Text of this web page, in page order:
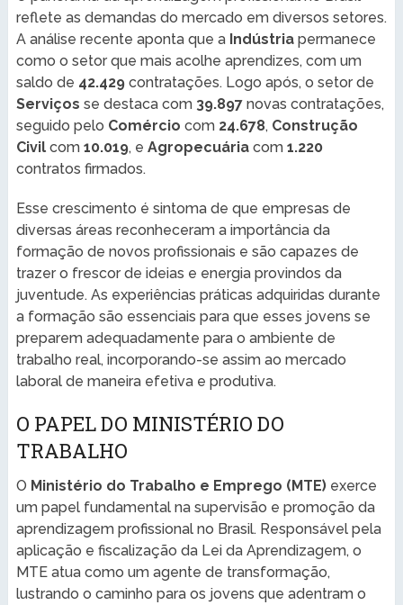
reflete as demandas do mercado em diversos setores.
A análise recente aponta que a Indústriapermanece
como o setor que mais acolhe aprendizes, com um
saldo de 42.429contratações. Logo após, o setor de
Serviços se destaca com 39.897novas contratações,
seguido pelo Comércio com 24.678, Construção
Civilcom 10.019, e Agropecuáriacom 1.220
contratos firmados.
Esse crescimento é sintoma de que empresas de
diversas áreas reconheceram a importância da
formação de novos profissionais e são capazes de
trazer o frescor de ideias e energia provindos da
juventude. As experiências práticas adquiridas durante
a formação são essenciais para que esses jovens se
preparem adequadamente para o ambiente de
trabalho real, incorporando-se assim ao mercado
laboral de maneira efetiva e produtiva.
O PAPEL DO MINISTÉRIO DO
TRABALHO
O Ministério do Trabalho e Emprego (MTE)exerce
um papel fundamental na supervisão e promoção da
aprendizagem profissional no Brasil. Responsável pela
aplicação e fiscalização da Lei da Aprendizagem, o
MTE atua como um agente de transformação,
lustrando o caminho para os jovens que adentram o